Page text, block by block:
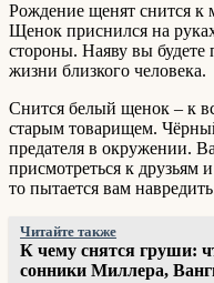
Рождение щенят снится к
Щенок приснился на
стороны. Наяву вы будете
жизни близкого человека.
Снится белый щенок – к
старым товарищем.
предателя в окружении.
присмотреться к друзьям
то пытается вам
Читайте также
К чему снятся груши:
сонники Миллера,